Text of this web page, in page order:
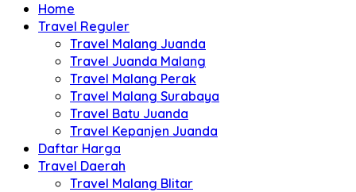
Home
Travel Reguler
Travel Malang Juanda
Travel Juanda Malang
Travel Malang Perak
Travel Malang Surabaya
Travel Batu Juanda
Travel Kepanjen Juanda
Daftar Harga
Travel Daerah
Travel Malang Blitar